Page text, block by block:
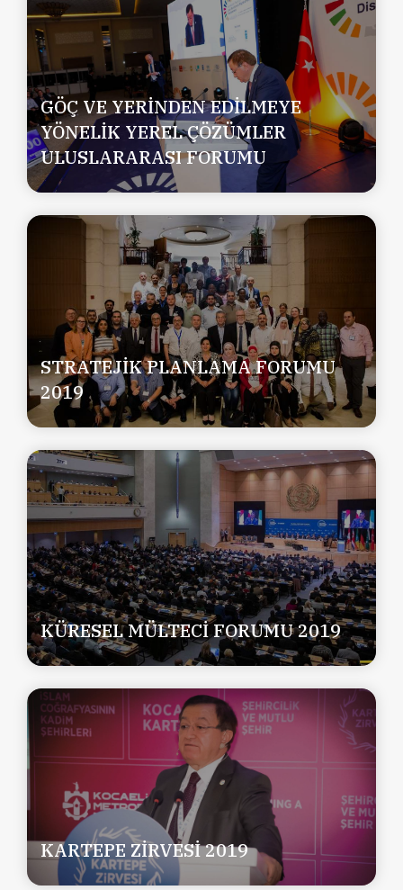
GÖÇ VE YERİNDEN EDİLMEYE
YÖNELİK YEREL ÇÖZÜMLER
ULUSLARARASI FORUMU
STRATEJİK PLANLAMA FORUMU
2019
KÜRESEL MÜLTECİ FORUMU 2019
KARTEPE ZİRVESİ 2019